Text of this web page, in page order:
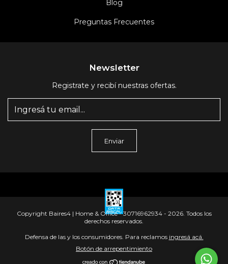
Blog
Preguntas Frecuentes
Newsletter
Registrate y recibí nuestras ofertas.
Copyright Baires4 | Home & Office - 30716962934 - 2026. Todos los
derechos reservados.
Defensa de las y los consumidores. Para reclamos ingresá acá.
Botón de arrepentimiento